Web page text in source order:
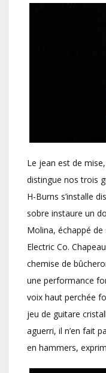
Le jean est de
distingue nos trois
H-Burns s’installe
sobre instaure un
Molina, échappé
Electric Co.
chemise de
une performance
voix haut perchée
jeu de guitare
aguerri, il n’en fait
en hammers,